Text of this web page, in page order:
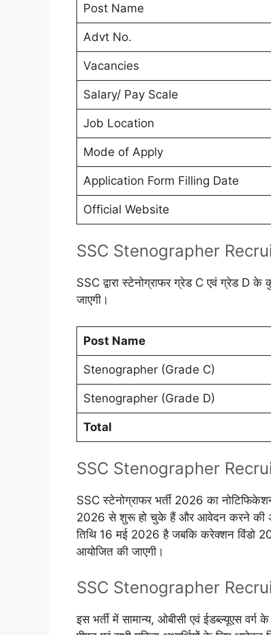
Post Name
Advt No.
Vacancies
Salary/ Pay Scale
Job Location
Mode of Apply
Application Form Filling Date
Official Website
SSC Stenographer
SSC द्वारा स्टेनोग्राफर ग्रेड C एवं ग्रेड D
जाएगी।
Post Name
Stenographer (Grade C)
Stenographer (Grade D)
Total
SSC Stenographer
SSC स्टेनोग्राफर भर्ती 2026 का
2026 से शुरू हो चुके हैं और आवेदन करने की
तिथि 16 मई 2026 है जबकि करेक्शन विंडो
आयोजित की जाएगी।
SSC Stenographer
इस भर्ती में सामान्य, ओबीसी एवं ईडब्ल्यूएस